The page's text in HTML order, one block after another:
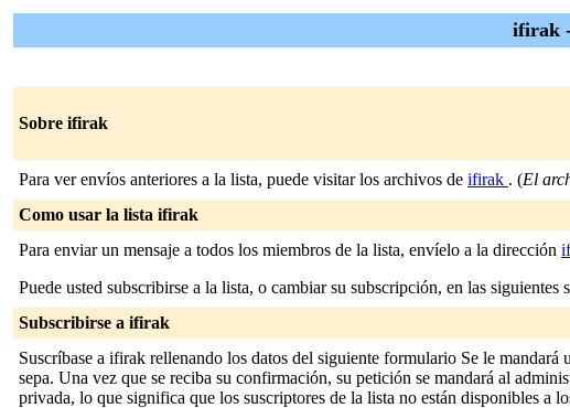
ifirak
Sobre ifirak
Para ver envíos anteriores a la lista, puede visitar los archivos de ifirak . (El
Como usar la lista ifirak
Para enviar un mensaje a todos los miembros de la lista, envíelo a la dirección
Puede usted subscribirse a la lista, o cambiar su subscripción, en las siguientes
Subscribirse a ifirak
Suscríbase a ifirak rellenando los datos del siguiente formulario Se le
sepa. Una vez que se reciba su confirmación, su petición se mandará al
privada, lo que significa que los suscriptores de la lista no están disponibles a